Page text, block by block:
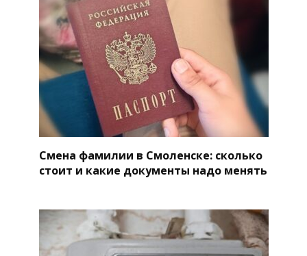
Смена фамилии в Смоленске: сколько
стоит и какие документы надо менять